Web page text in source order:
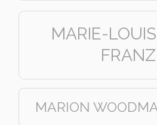
MARIE-
FRANZ
MARION